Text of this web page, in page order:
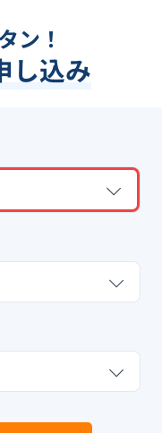
ン！
し込み